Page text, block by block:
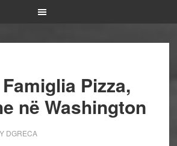
Pizza,
në Washington
DGRECA